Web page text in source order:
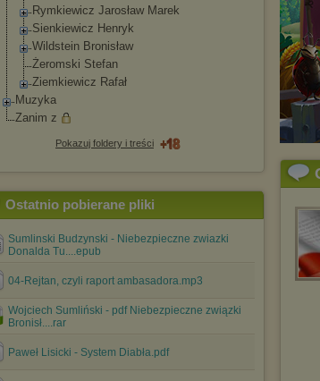
Rymkiewicz Jarosław Marek
Sienkiewicz Henryk
Wildstein Bronisław
Żeromski Stefan
Ziemkiewicz Rafał
Muzyka
Zanim z
Pokazuj foldery i treści
Ostatnio pobierane pliki
Sumlinski Budzynski - Niebezpieczne zwiazki
Donalda Tu....epub
04-Rejtan, czyli raport ambasadora.mp3
Wojciech Sumliński - pdf Niebezpieczne związki
Bronisł....rar
Paweł Lisicki - System Diabła.pdf